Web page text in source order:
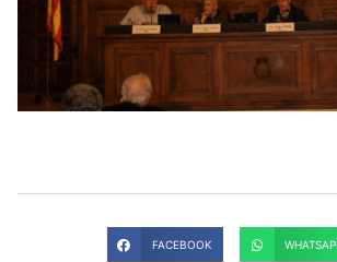
FACEBOOK